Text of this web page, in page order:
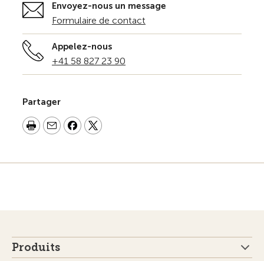
Envoyez-nous un message
Formulaire de contact
Appelez-nous
+41 58 827 23 90
Partager
Produits